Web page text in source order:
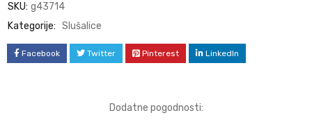
SKU: g43714
Kategorije: Slušalice
Facebook Twitter Pinterest LinkedIn
Dodatne pogodnosti: